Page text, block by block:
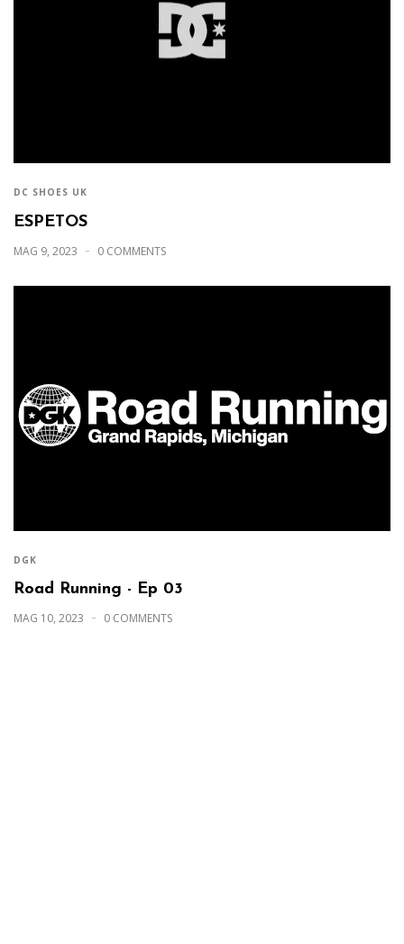
DC SHOES UK
ESPETOS
MAG 9, 2023 0 COMMENTS
DGK
Road Running - Ep 03
MAG 10, 2023 0 COMMENTS